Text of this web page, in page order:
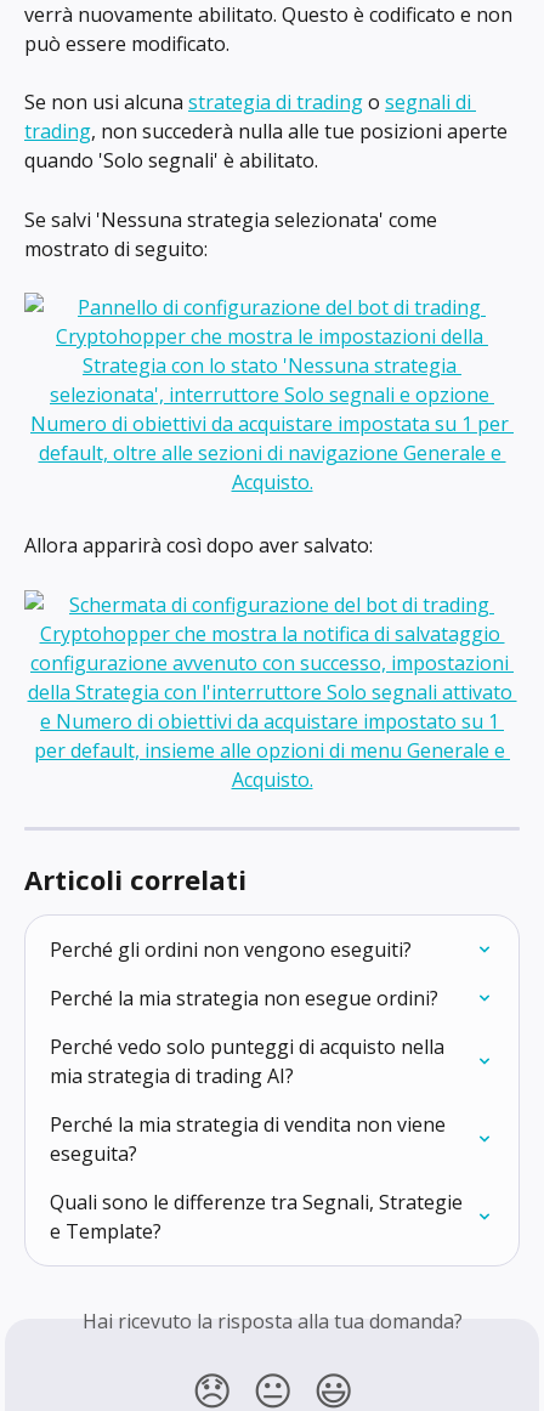
verrà nuovamente abilitato. Questo è codificato e non
può essere modificato.
Se non usi alcuna strategia di trading o segnali di
trading, non succederà nulla alle tue posizioni aperte
quando 'Solo segnali' è abilitato.
Se salvi 'Nessuna strategia selezionata' come
mostrato di seguito:
Allora apparirà così dopo aver salvato:
Articoli correlati
Perché gli ordini non vengono eseguiti?
Perché la mia strategia non esegue ordini?
Perché vedo solo punteggi di acquisto nella
mia strategia di trading AI?
Perché la mia strategia di vendita non viene
eseguita?
Quali sono le differenze tra Segnali, Strategie
e Template?
Hai ricevuto la risposta alla tua domanda?
😞 😐 😃